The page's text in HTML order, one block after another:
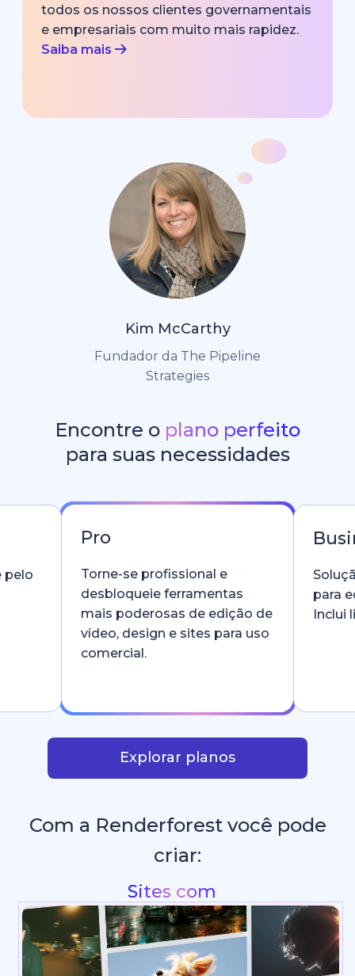
todos os nossos clientes governamentais
e empresariais com muito mais rapidez.
Saiba mais
Kim McCarthy
Fundador da The Pipeline
Strategies
Encontre o plano perfeito
para suas necessidades
pelo
Pro
Torne-se profissional e
desbloqueie ferramentas
mais poderosas de edição de
vídeo, design e sites para uso
comercial.
para
Inclui
Explorar planos
Com a Renderforest você pode
criar:
Intros e Animações de Logo